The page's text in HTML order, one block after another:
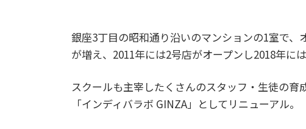
銀座3丁目の昭和通り沿いのマンションの1室で
が増え、2011年には2号店がオープンし2018年
スクールも主宰したくさんのスタッフ・生徒の
「インディバラボ GINZA」としてリニューアル。